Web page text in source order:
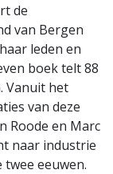
de
van Bergen
leden en
boek telt 88
Vanuit het
van deze
Roode en Marc
naar industrie
eeuwen.